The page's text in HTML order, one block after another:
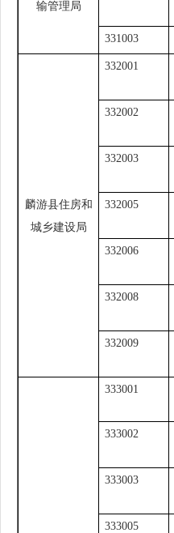
输管理局
331003
麟游县住房和
城乡建设局
332001
332002
332003
332005
332006
332008
332009
333001
333002
333003
333005